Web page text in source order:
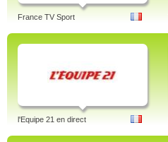
France TV Sport
l'Equipe 21 en direct